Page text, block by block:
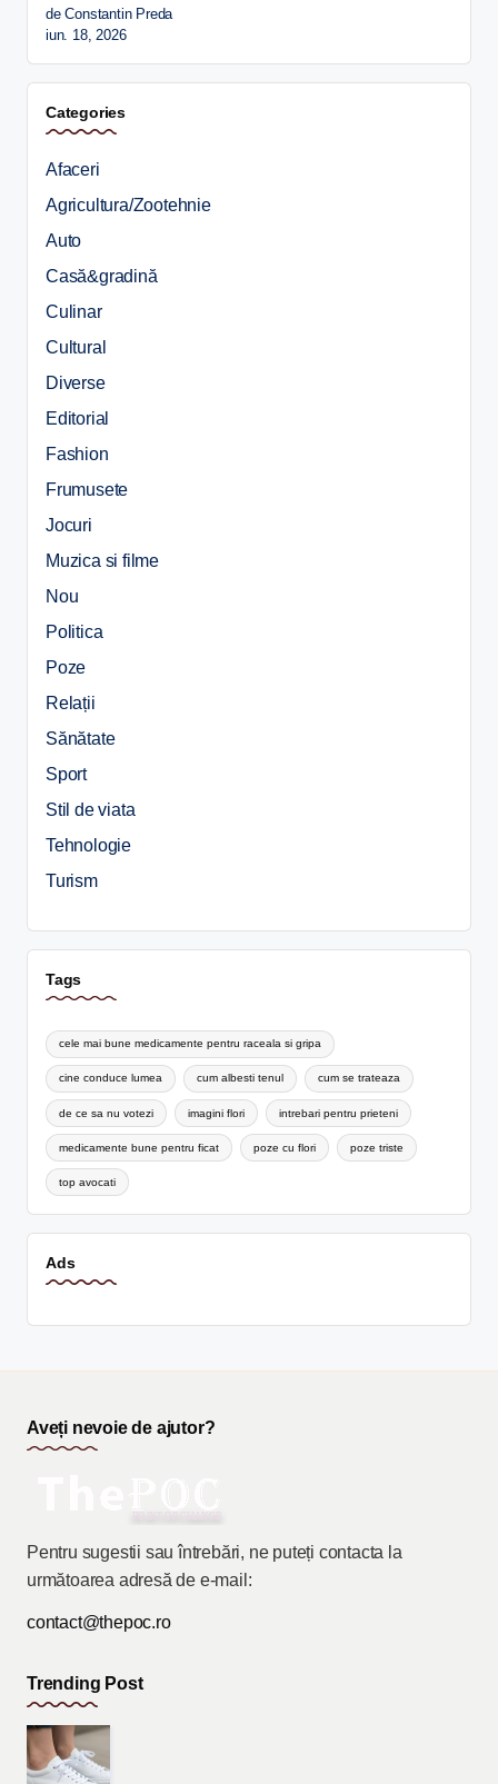
de Constantin Preda
iun. 18, 2026
Categories
Afaceri
Agricultura/Zootehnie
Auto
Casă&gradină
Culinar
Cultural
Diverse
Editorial
Fashion
Frumusete
Jocuri
Muzica si filme
Nou
Politica
Poze
Relații
Sănătate
Sport
Stil de viata
Tehnologie
Turism
Tags
cele mai bune medicamente pentru raceala si gripa
cine conduce lumea cum albesti tenul cum se trateaza
de ce sa nu votezi imagini flori intrebari pentru prieteni
medicamente bune pentru ficat poze cu flori poze triste
top avocati
Ads
Aveți nevoie de ajutor?
Pentru sugestii sau întrebări, ne puteți contacta la
următoarea adresă de e-mail:
contact@thepoc.ro
Trending Post